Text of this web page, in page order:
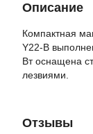
Описание
Компактная
Y22-B
Вт оснащена
лезвиями.
Отзывы